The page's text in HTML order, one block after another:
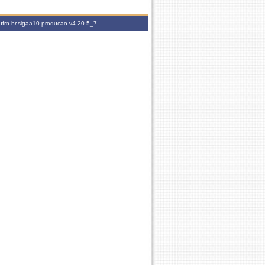
producao v4.20.5_7